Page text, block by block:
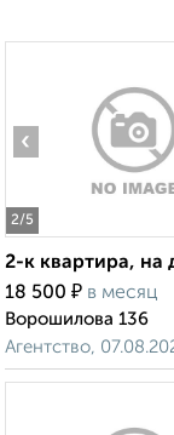
2/5
‹
2-к квартира, на
18 500 ₽ в месяц
Ворошилова 136
Агентство,